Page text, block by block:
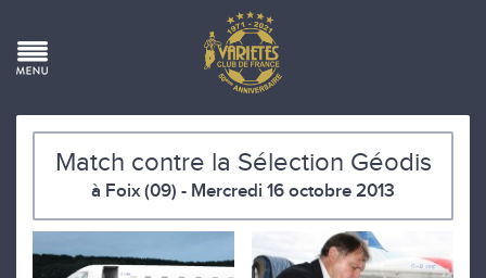
Match contre la Sélection Géodis
à Foix (09) - Mercredi 16 octobre 2013